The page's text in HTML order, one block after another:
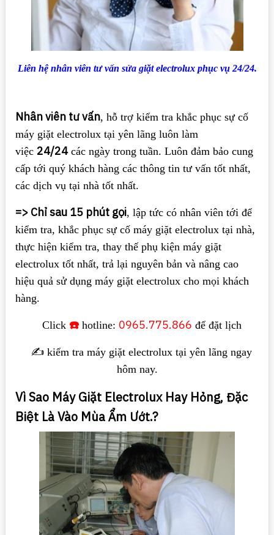
Liên hệ nhân viên tư vấn sửa giặt electrolux phục vụ 24/24.
Nhân viên tư vấn, hỗ trợ kiểm tra khắc phục sự cố
máy giặt electrolux tại yên lãng luôn làm
việc 24/24các ngày trong tuần. Luôn đảm bảo cung
cấp tới quý khách hàng các thông tin tư vấn tốt nhất,
các dịch vụ tại nhà tốt nhất.
=> Chỉ sau 15 phút gọi, lập tức có nhân viên tới để
kiểm tra, khắc phục sự cố máy giặt electrolux tại nhà,
thực hiện kiểm tra, thay thế phụ kiện máy giặt
electrolux tốt nhất, trả lại nguyên bản và nâng cao
hiệu quả sử dụng máy giặt electrolux cho mọi khách
hàng.
Click ☎️hotline: 0965.775.866 để đặt lịch
✍️ kiểm tra máy giặt electrolux tại yên lãng ngay
hôm nay.
Vì Sao Máy Giặt Electrolux Hay Hỏng, Đặc
Biệt Là Vào Mùa Ẩm Ướt.?